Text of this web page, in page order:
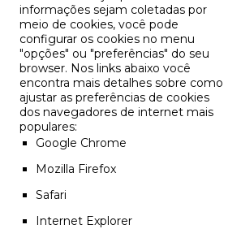
informações sejam coletadas por
meio de cookies, você pode
configurar os cookies no menu
"opções" ou "preferências" do seu
browser. Nos links abaixo você
encontra mais detalhes sobre como
ajustar as preferências de cookies
dos navegadores de internet mais
populares:
Google Chrome
Mozilla Firefox
Safari
Internet Explorer